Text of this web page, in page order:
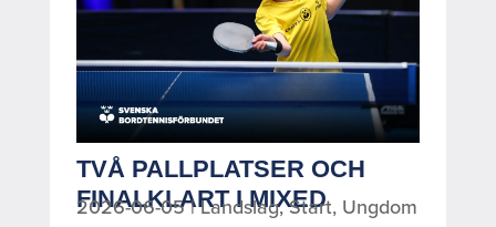
TVÅ PALLPLATSER OCH
FINALKLART I MIXED
2026-06-05|Landslag,Start, Ungdom